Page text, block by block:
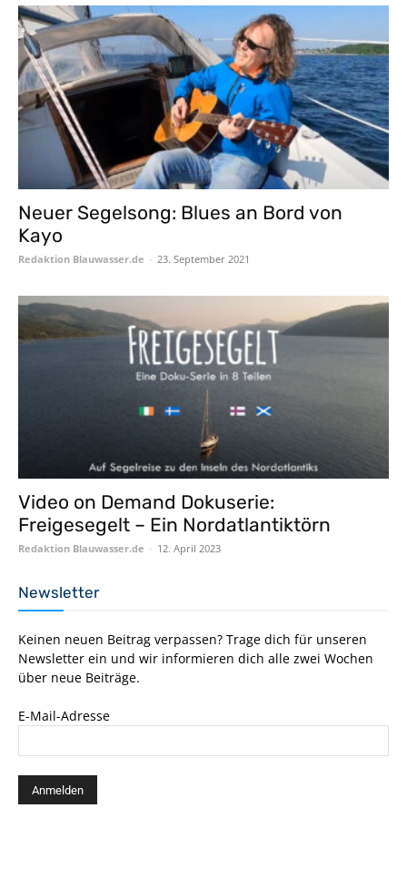
Neuer Segelsong: Blues an Bord von
Kayo
Redaktion Blauwasser.de - 23. September 2021
Video on Demand Dokuserie:
Freigesegelt – Ein Nordatlantiktörn
Redaktion Blauwasser.de - 12. April 2023
Newsletter
Keinen neuen Beitrag verpassen? Trage dich für unseren
Newsletter ein und wir informieren dich alle zwei Wochen
über neue Beiträge.
E-Mail-Adresse